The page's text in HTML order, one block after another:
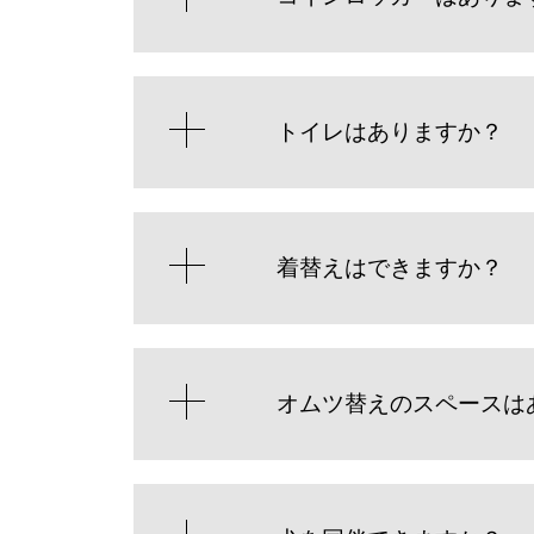
トイレはありますか？
着替えはできますか？
オムツ替えのスペースは